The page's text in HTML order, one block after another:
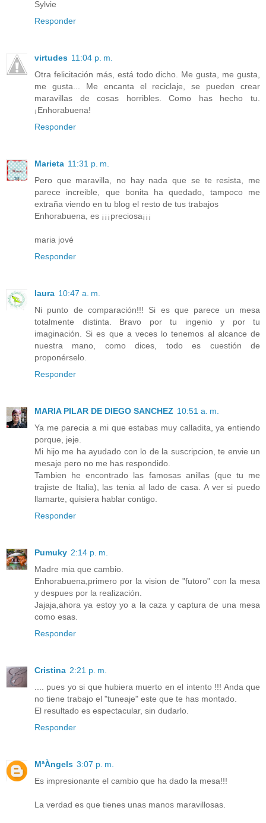
Sylvie
Responder
virtudes 11:04 p. m.
Otra felicitación más, está todo dicho. Me gusta, me gusta,
me gusta... Me encanta el reciclaje, se pueden crear
maravillas de cosas horribles. Como has hecho tu.
¡Enhorabuena!
Responder
Marieta 11:31 p. m.
Pero que maravilla, no hay nada que se te resista, me
parece increible, que bonita ha quedado, tampoco me
extraña viendo en tu blog el resto de tus trabajos
Enhorabuena, es ¡¡¡preciosa¡¡¡
maria jové
Responder
laura 10:47 a. m.
Ni punto de comparación!!! Si es que parece un mesa
totalmente distinta. Bravo por tu ingenio y por tu
imaginación. Si es que a veces lo tenemos al alcance de
nuestra mano, como dices, todo es cuestión de
proponérselo.
Responder
MARIA PILAR DE DIEGO SANCHEZ 10:51 a. m.
Ya me parecia a mi que estabas muy calladita, ya entiendo
porque, jeje.
Mi hijo me ha ayudado con lo de la suscripcion, te envie un
mesaje pero no me has respondido.
Tambien he encontrado las famosas anillas (que tu me
trajiste de Italia), las tenia al lado de casa. A ver si puedo
llamarte, quisiera hablar contigo.
Responder
Pumuky 2:14 p. m.
Madre mia que cambio.
Enhorabuena,primero por la vision de "futoro" con la mesa
y despues por la realización.
Jajaja,ahora ya estoy yo a la caza y captura de una mesa
como esas.
Responder
Cristina 2:21 p. m.
.... pues yo si que hubiera muerto en el intento !!! Anda que
no tiene trabajo el "tuneaje" este que te has montado.
El resultado es espectacular, sin dudarlo.
Responder
MªÀngels 3:07 p. m.
Es impresionante el cambio que ha dado la mesa!!!
La verdad es que tienes unas manos maravillosas.